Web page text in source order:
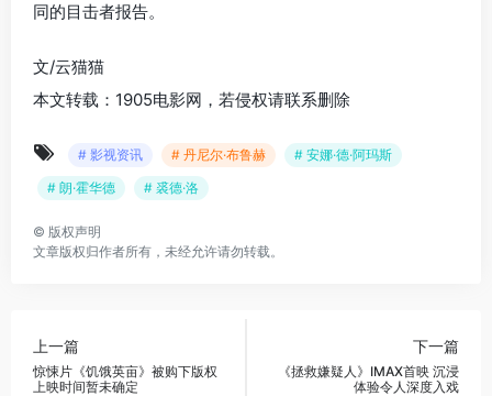
同的目击者报告。
文/云猫猫
本文转载：1905电影网，若侵权请联系删除
# 影视资讯 # 丹尼尔·布鲁赫
# 安娜·德·阿玛斯
# 朗·霍华德
# 裘德·洛
© 版权声明
文章版权归作者所有，未经允许请勿转载。
上一篇
惊悚片《饥饿英亩》被购下版权
上映时间暂未确定
下一篇
《拯救嫌疑人》IMAX首映 沉浸
体验令人深度入戏